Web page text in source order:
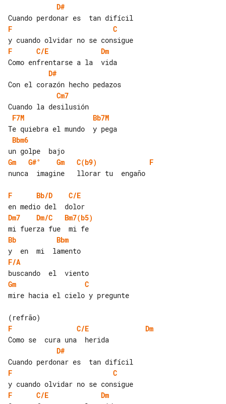
D#
F
C
F
C/E
Dm
D#
Cm7
F7M
Bb7M
Bbm6
Gm
G#° Gm C(b9)
F
nunca  imagine   llorar tu  engaño
F Bb/D
C/E
Dm7
Dm/C
Bm7(b5)
Bb
Bbm
F/A
Gm
C
mire hacia el cielo y pregunte
F
C/E
Dm
D#
F
C
F
C/E
Dm